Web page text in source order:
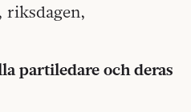
riksdagen,
partiledare och deras